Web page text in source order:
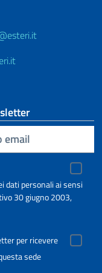
dati personali ai sensi
30 giugno 2003,
per ricevere
sede